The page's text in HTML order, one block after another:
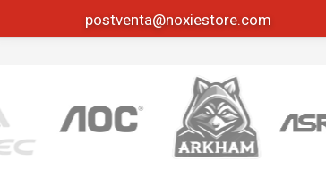
postventa@noxiestore.com